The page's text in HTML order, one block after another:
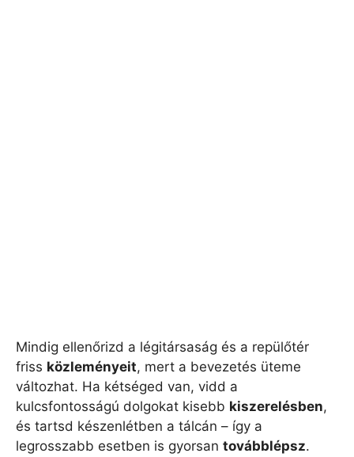
Mindig ellenőrizd a légitársaság és a repülőtér
friss közleményeit, mert a bevezetés üteme
változhat. Ha kétséged van, vidd a
kulcsfontosságú dolgokat kisebb kiszerelésben,
és tartsd készenlétben a tálcán – így a
legrosszabb esetben is gyorsan továbblépsz.